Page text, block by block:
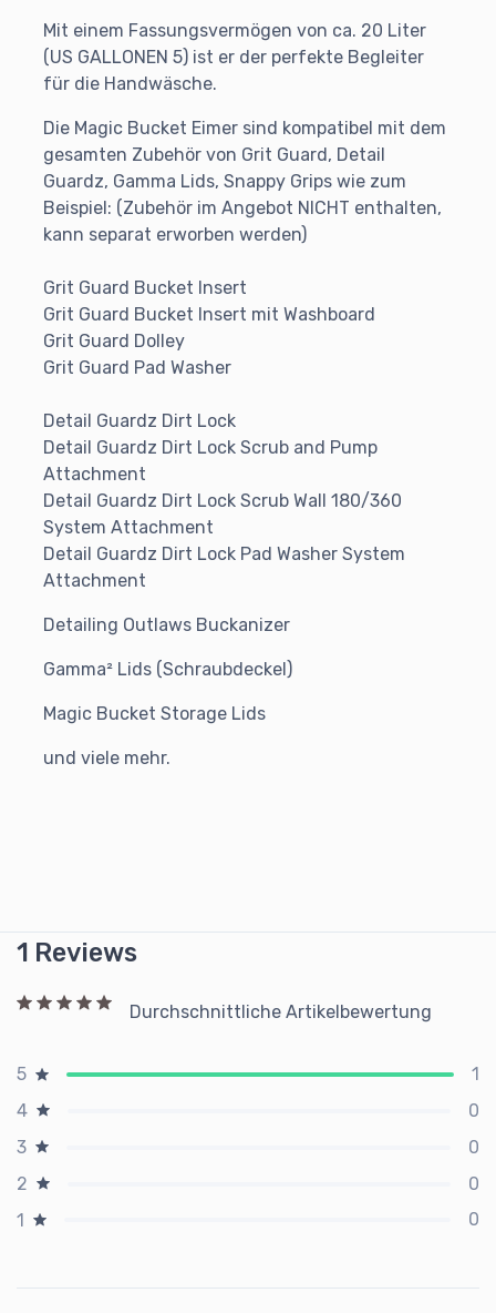
Mit einem Fassungsvermögen von ca. 20 Liter
(US GALLONEN 5) ist er der perfekte Begleiter
für die Handwäsche.
Die Magic Bucket Eimer sind kompatibel mit dem
gesamten Zubehör von Grit Guard, Detail
Guardz, Gamma Lids, Snappy Grips wie zum
Beispiel: (Zubehör im Angebot NICHT enthalten,
kann separat erworben werden)
Grit Guard Bucket Insert
Grit Guard Bucket Insert mit Washboard
Grit Guard Dolley
Grit Guard Pad Washer
Detail Guardz Dirt Lock
Detail Guardz Dirt Lock Scrub and Pump
Attachment
Detail Guardz Dirt Lock Scrub Wall 180/360
System Attachment
Detail Guardz Dirt Lock Pad Washer System
Attachment
Detailing Outlaws Buckanizer
Gamma² Lids (Schraubdeckel)
Magic Bucket Storage Lids
und viele mehr.
1 Reviews
Durchschnittliche Artikelbewertung
5
1
4
0
3
0
2
0
1
0